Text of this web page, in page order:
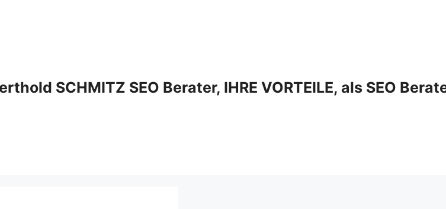
SCHMITZ SEO Berater, IHRE VORTEILE, als SEO